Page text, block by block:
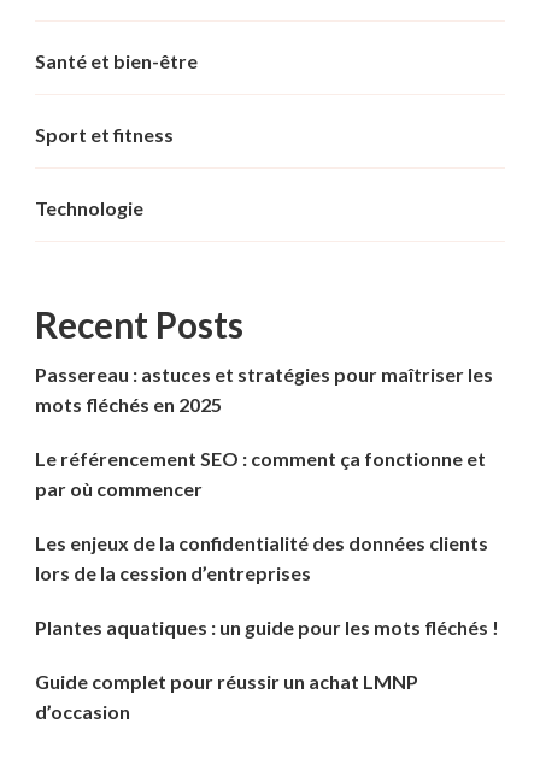
Santé et bien-être
Sport et fitness
Technologie
Recent Posts
Passereau : astuces et stratégies pour maîtriser les
mots fléchés en 2025
Le référencement SEO : comment ça fonctionne et
par où commencer
Les enjeux de la confidentialité des données clients
lors de la cession d’entreprises
Plantes aquatiques : un guide pour les mots fléchés !
Guide complet pour réussir un achat LMNP
d’occasion